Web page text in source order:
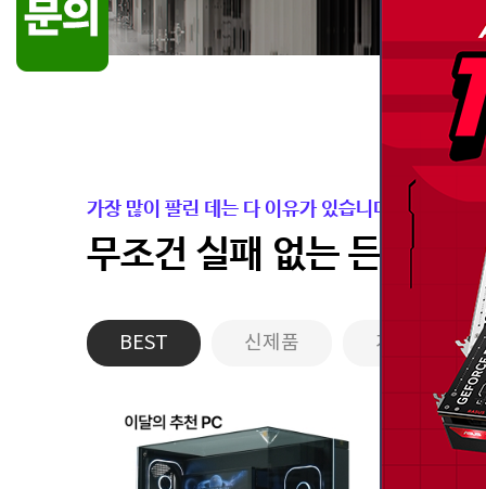
가장 많이 팔린 데는 다 이유가 있습니다.
무조건 실패 없는 든든한
BEST 신제품 게이밍PC